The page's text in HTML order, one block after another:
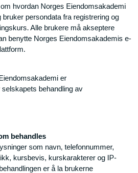
hvordan Norges Eiendomsakademi
persondata fra registrering og
Alle brukere må akseptere
benytte Norges Eiendomsakademis e-
er
behandling av
behandles
som navn, telefonnummer,
kursbevis, kurskarakterer og IP-
er å la brukerne